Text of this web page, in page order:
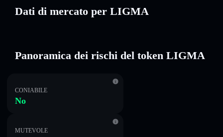
Dati di mercato per LIGMA
Panoramica dei rischi del token LIGMA
CONIABILE
No
MUTEVOLE